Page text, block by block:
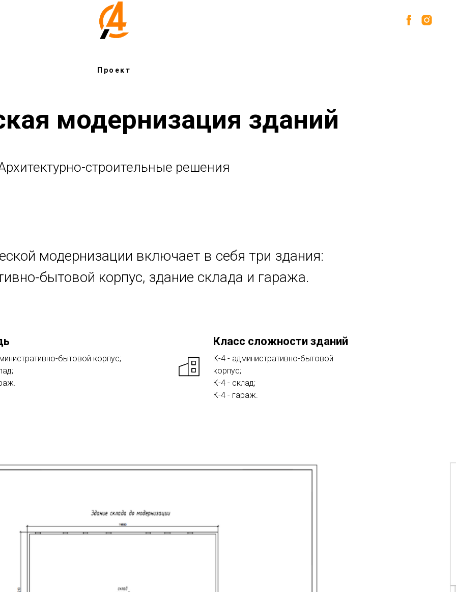
Проект
модернизация зданий
строительные решения
модернизации включает в себя три здания:
бытовой корпус, здание склада и гаража.
бытовой корпус;
Класс сложности зданий
К-4 - административно-бытовой
корпус;
К-4 - склад;
К-4 - гараж.